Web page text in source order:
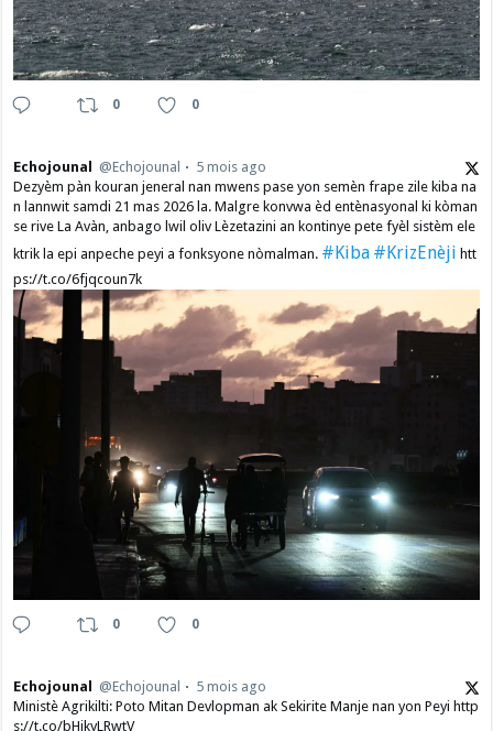
0 0
Echojounal @Echojounal
5 mois ago
Dezyèm pàn kouran jeneral nan mwens pase yon semèn frape zile kiba na
n lannwit samdi 21 mas 2026 la. Malgre konvwa èd entènasyonal ki kòman
se rive La Avàn, anbago lwil oliv Lèzetazini an kontinye pete fyèl sistèm ele
ktrik la epi anpeche peyi a fonksyone nòmalman. #Kiba #KrizEnèji htt
ps://t.co/6fjqcoun7k
0 0
Echojounal @Echojounal
5 mois ago
Ministè Agrikilti: Poto Mitan Devlopman ak Sekirite Manje nan yon Peyi http
s://t.co/bHjkyLRwtV